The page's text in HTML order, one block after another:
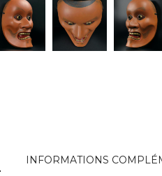
INFORMATIONS